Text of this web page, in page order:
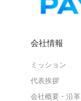
会社情報
ミッション
代表挨拶
会社概要・沿革